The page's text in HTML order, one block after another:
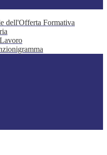
dell'Offerta Formativa